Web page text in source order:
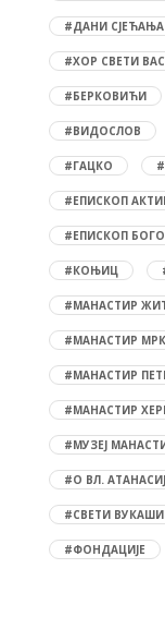
#ДАНИ СЈЕЋАЊА
#ХОР СВЕТИ
#БЕРКОВИЋИ
#ВИДОСЛОВ
#ГАЦКО
#ЕПИСКОП
#ЕПИСКОП
#КОЊИЦ
#МАНАСТИР
#МАНАСТИР
#МАНАСТИР
#МАНАСТИР
#МУЗЕЈ
#О ВЛ.
#СВЕТИ
#ФОНДАЦИЈЕ